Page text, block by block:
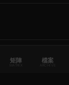
矩陣
MATRIX
檔案
ARCHIVE
概念頁面由文章中的